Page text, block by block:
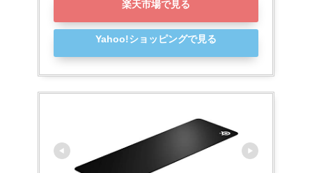
楽天市場で見る
Yahoo!ショッピングで見る